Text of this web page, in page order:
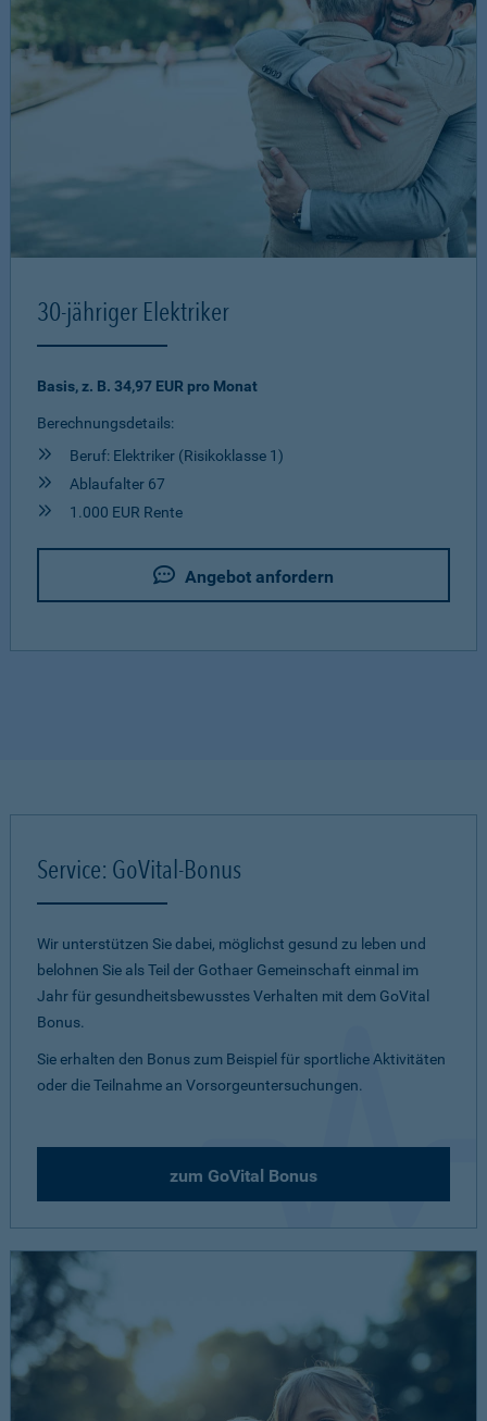
30-jähriger Elektriker
Basis, z. B. 34,97 EUR pro Monat
Berechnungsdetails:
Beruf: Elektriker (Risikoklasse 1)
Ablaufalter 67
1.000 EUR Rente
Angebot anfordern
Service: GoVital-Bonus
Wir unterstützen Sie dabei, möglichst gesund zu leben und
belohnen Sie als Teil der Gothaer Gemeinschaft einmal im
Jahr für gesundheitsbewusstes Verhalten mit dem GoVital
Bonus.
Sie erhalten den Bonus zum Beispiel für sportliche Aktivitäten
oder die Teilnahme an Vorsorgeuntersuchungen.
zum GoVital Bonus